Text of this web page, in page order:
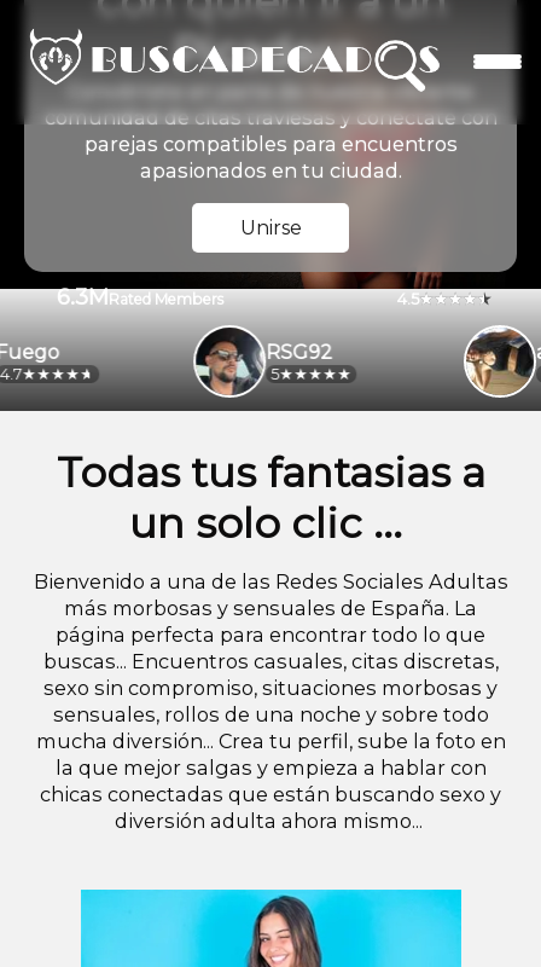
Picadero
Conviértete en parte de nuestra vibrante
comunidad de citas traviesas y conéctate con
parejas compatibles para encuentros
apasionados en tu ciudad.
Unirse
6.3MRated Members 4.5
4.2
RSG92
5
Todas tus fantasias a
un solo clic ...
Bienvenido a una de las Redes Sociales Adultas
más morbosas y sensuales de España. La
página perfecta para encontrar todo lo que
buscas... Encuentros casuales, citas discretas,
sexo sin compromiso, situaciones morbosas y
sensuales, rollos de una noche y sobre todo
mucha diversión... Crea tu perfil, sube la foto en
la que mejor salgas y empieza a hablar con
chicas conectadas que están buscando sexo y
diversión adulta ahora mismo...